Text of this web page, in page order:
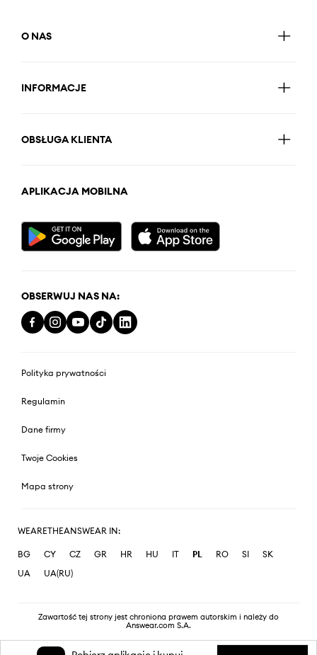
O NAS
INFORMACJE
OBSŁUGA KLIENTA
APLIKACJA MOBILNA
OBSERWUJ NAS NA:
Polityka prywatności
Regulamin
Dane firmy
Twoje Cookies
Mapa strony
WEARETHEANSWEAR IN:
BG CY CZ GR HR HU IT PL RO SI
SK
UA
UA(RU)
Zawartość tej strony jest chroniona prawem autorskim i należy do
Answear.com S.A.